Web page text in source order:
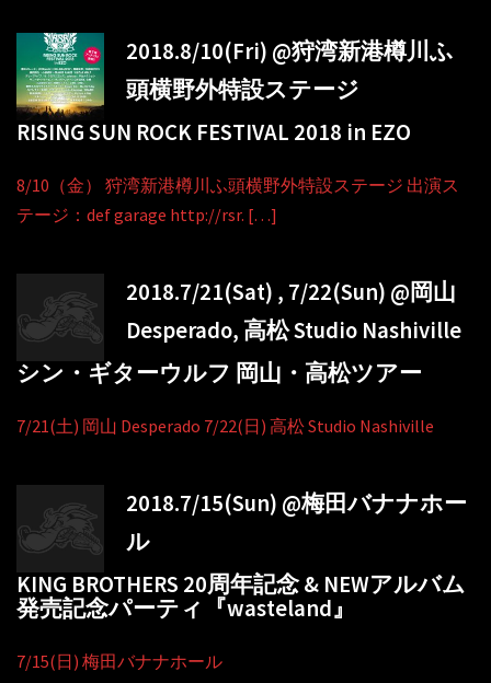
2018.8/10(Fri) @狩湾新港樽川ふ
頭横野外特設ステージ
RISING SUN ROCK FESTIVAL 2018 in EZO
8/10（金） 狩湾新港樽川ふ頭横野外特設ステージ 出演ス
テージ：def garage http://rsr. […]
2018.7/21(Sat) , 7/22(Sun) @岡山
Desperado, 高松 Studio Nashiville
シン・ギターウルフ 岡山・高松ツアー
7/21(土) 岡山 Desperado 7/22(日) 高松 Studio Nashiville
2018.7/15(Sun) @梅田バナナホー
ル
KING BROTHERS 20周年記念 & NEWアルバム
発売記念パーティ『wasteland』
7/15(日) 梅田バナナホール